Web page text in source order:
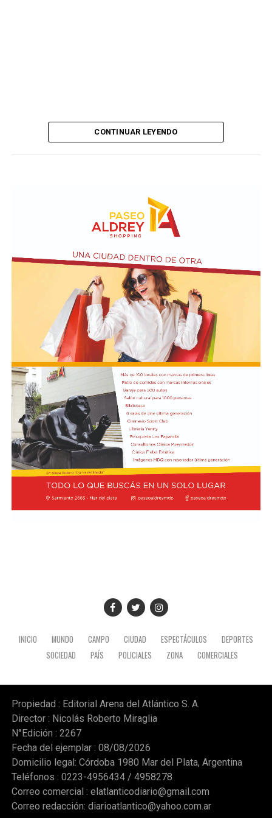
CONTINUAR LEYENDO
INICIO MUNDO CAMPO CIUDAD ESPECTÁCULOS
DEPORTES
SOCIEDAD
PAÍS POLICIALES ZONA COMERCIALES
Propiedad : Editorial Arena del Atlántico S. A.
Director : Nicolás Roberto Miraglia
N°Edición : 2267
Fecha del ejemplar : 08/08/2026
Domicilio legal: Córdoba 1980 Mar del Plata, Argentina
Teléfonos : 0223-4956434 / 4958278
Correo comercial : elatlanticodiario@gmail.com
Correo redacción: diarioatlantico@yahoo.com.ar